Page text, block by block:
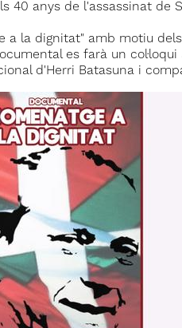
40 anys de l'assassinat de
a la dignitat" amb motiu
es farà un
d'Herri Batasuna i